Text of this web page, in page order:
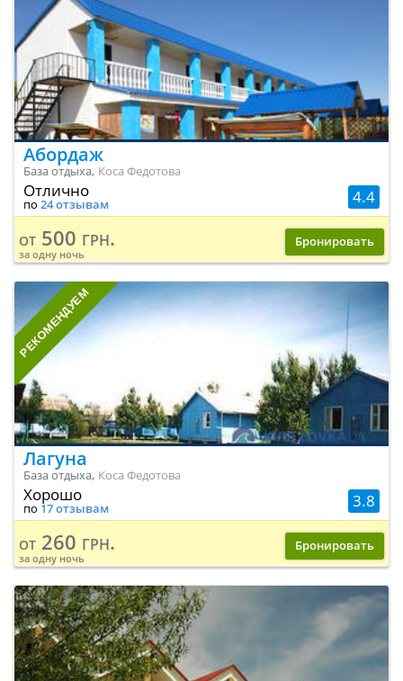
Абордаж
База отдыха, Коса Федотова
4.4
Отлично
по 24 отзывам
от 500 грн.
за одну ночь
Бронировать
РЕКОМЕНДУЕМ
Лагуна
База отдыха, Коса Федотова
3.8
Хорошо
по 17 отзывам
от 260 грн.
за одну ночь
Бронировать